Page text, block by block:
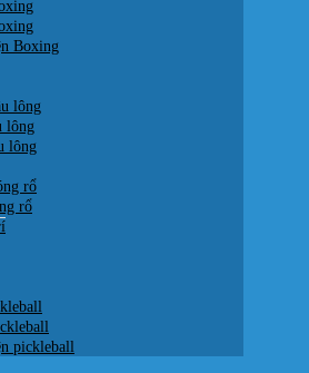
Boxing
lông
lông
lông
rổ
rổ
pickleball